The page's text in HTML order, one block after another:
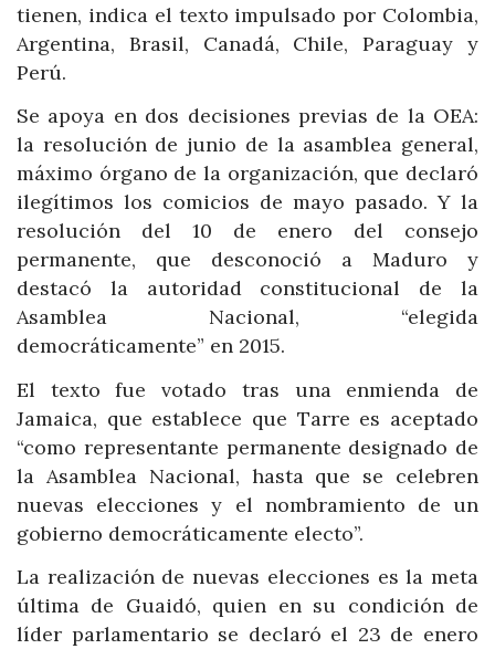
tienen, indica el texto impulsado por Colombia,
Argentina, Brasil, Canadá, Chile, Paraguay y
Perú.
Se apoya en dos decisiones previas de la OEA:
la resolución de junio de la asamblea general,
máximo órgano de la organización, que declaró
ilegítimos los comicios de mayo pasado. Y la
resolución del 10 de enero del consejo
permanente, que desconoció a Maduro y
destacó la autoridad constitucional de la
Asamblea Nacional, “elegida
democráticamente” en 2015.
El texto fue votado tras una enmienda de
Jamaica, que establece que Tarre es aceptado
“como representante permanente designado de
la Asamblea Nacional, hasta que se celebren
nuevas elecciones y el nombramiento de un
gobierno democráticamente electo”.
La realización de nuevas elecciones es la meta
última de Guaidó, quien en su condición de
líder parlamentario se declaró el 23 de enero